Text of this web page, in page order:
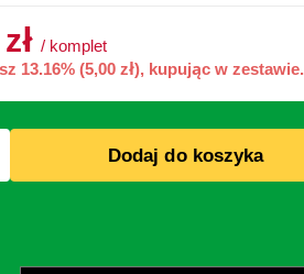
/ komplet
13.16% (5,00 zł), kupując w zestawie.
Dodaj do koszyka